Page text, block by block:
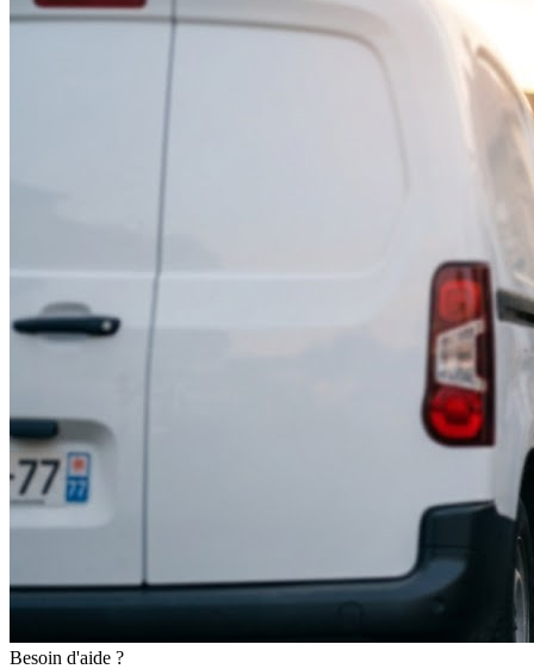
Besoin d'aide ?